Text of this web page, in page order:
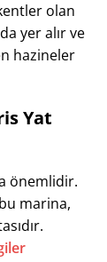
olan
yer alır ve
hazineler
Yat
önemlidir.
marina,